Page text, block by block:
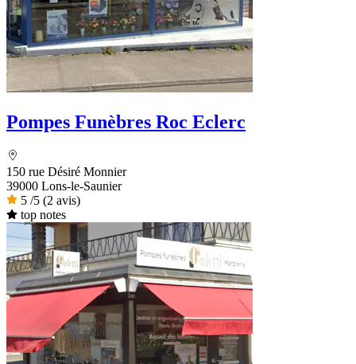
Pompes Funèbres Roc Eclerc
150 rue Désiré Monnier
39000 Lons-le-Saunier
5 /5 (2 avis)
top notes